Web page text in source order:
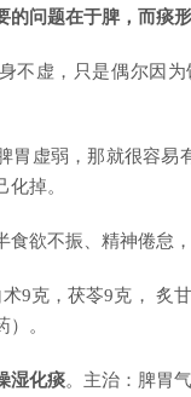
的问题在于脾，而痰
不虚，只是偶尔因
胃虚弱，那就很容易
化掉。
食欲不振、精神倦怠
9克，茯苓9克， 炙
。
湿化痰。主治：脾胃